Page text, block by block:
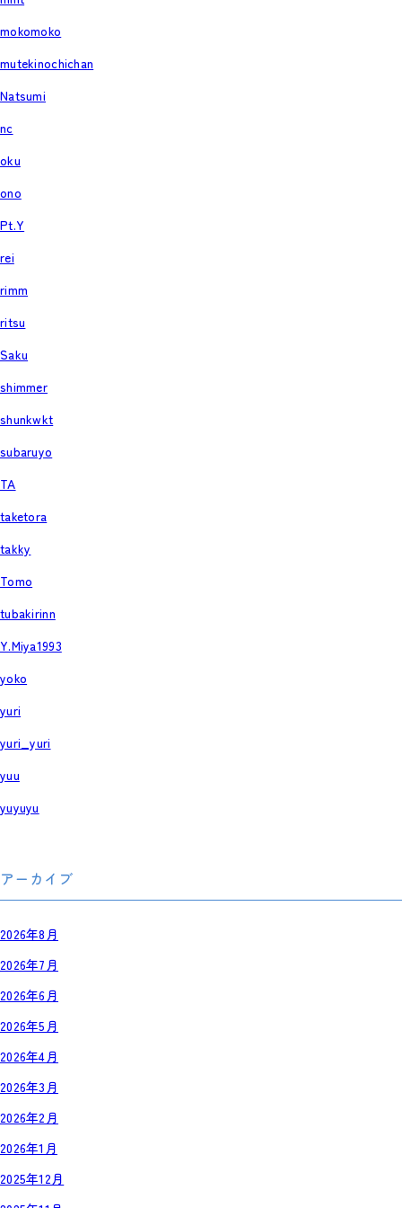
mokomoko
mutekinochichan
Natsumi
nc
oku
ono
Pt.Y
rei
rimm
ritsu
Saku
shimmer
shunkwkt
subaruyo
TA
taketora
takky
Tomo
tubakirinn
Y.Miya1993
yoko
yuri
yuri_yuri
yuu
yuyuyu
アーカイブ
2026年8月
2026年7月
2026年6月
2026年5月
2026年4月
2026年3月
2026年2月
2026年1月
2025年12月